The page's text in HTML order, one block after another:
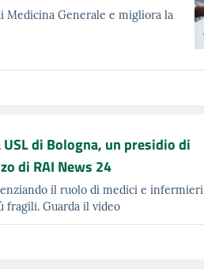
Medicina Generale e migliora la
di Bologna, un presidio di
di RAI News 24
il ruolo di medici e infermieri
fragili. Guarda il video